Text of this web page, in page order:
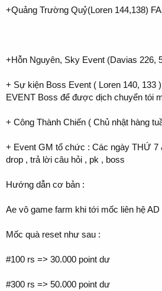
+Quảng Trường Quỷ(Loren 144,138)
+Hỗn Nguyên, Sky Event (Davias 226,
+ Sự kiện Boss Event ( Loren 140, 133
EVENT Boss để được dịch chuyển tói
+ Công Thành Chiến ( Chủ nhật hàng
+ Event GM tổ chức : Các ngày THỨ 7
drop , trả lời câu hỏi , pk , boss
Hướng dẫn cơ bản :
Ae vô game farm khi tới mốc liên hệ AD
Mốc quà reset như sau :
#100 rs => 30.000 point dư
#300 rs => 50.000 point dư